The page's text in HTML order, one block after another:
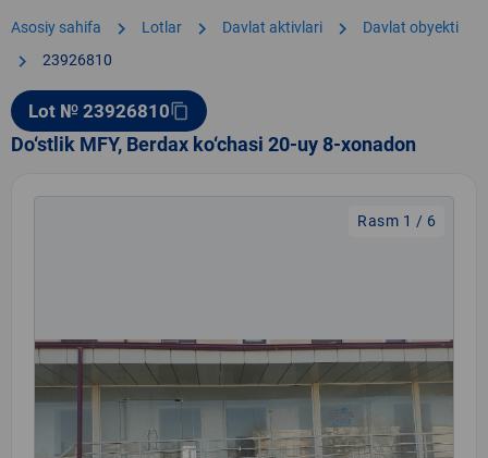
Asosiy sahifa chevron_right Lotlar chevron_right Davlat aktivlari chevron_right Davlat obyekti
chevron_right 23926810
Lot № 23926810content_copy
Do‘stlik MFY, Berdax ko‘chasi 20-uy 8-xonadon
Rasm 1 / 6